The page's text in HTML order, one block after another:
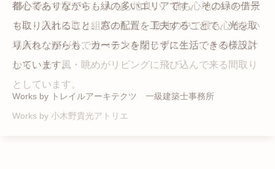
猫と暮らす家です。 人も心地良い、猫も心地よいをテー
マに、設計に取り組みました。 敷地の中で最も心地よい
場所を、猫が外で遊べる大きなテラスとし、そのテラス
から、光・風・眺めがリビングに飛び込んで来る間取り
としています。
Works by 小木野貴光アトリエ
都心でありながらも緑の多いエリアです。 その緑の借景
も取り入れること、窓の配置を工夫することで、光を取
り入れながらも、カーテンを閉じずに生活できる様設計
しています。
Works by トレイルアーキテクツ 一級建築士事務所
自然の中の岩山を切り開いて造った、ワイルドなゲスト
ハウスをイメージした空間が広がる都市型住宅です。
かつての機織り工場が、その趣を残しつつ孫世帯の住居
へと蘇りました。